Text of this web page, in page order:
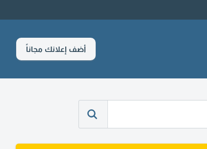
أضف إعلانك مجاناً